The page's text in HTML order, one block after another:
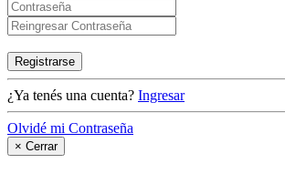
Registrarse
¿Ya tenés una cuenta? Ingresar
Olvidé mi Contraseña
× Cerrar